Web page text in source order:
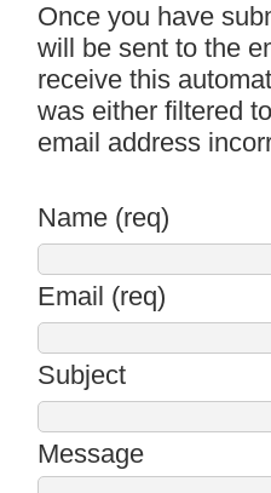
Once you have
will be sent to the
receive this
was either filtered
email address
Name (req)
Email (req)
Subject
Message